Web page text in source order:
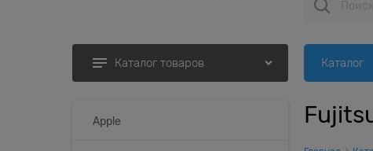
Каталог товаров Каталог
Apple